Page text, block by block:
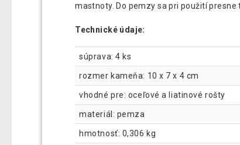
mastnoty. Do pemzy sa pri použití
Technické údaje:
súprava: 4 ks
rozmer kameňa: 10 x 7 x 4 cm
vhodné pre: oceľové a liatinové rošty
materiál: pemza
hmotnosť: 0,306 kg